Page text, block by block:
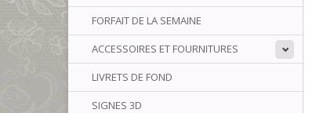
FORFAIT DE LA SEMAINE
ACCESSOIRES ET FOURNITURES
LIVRETS DE FOND
SIGNES 3D